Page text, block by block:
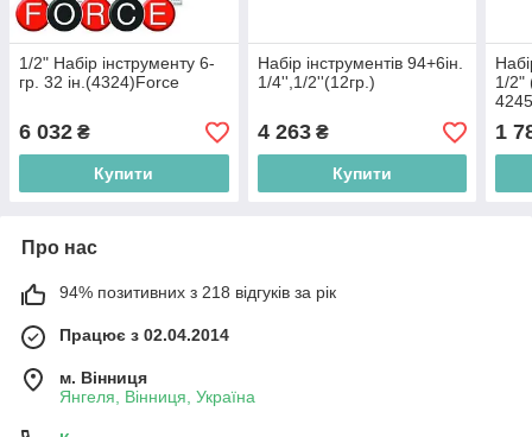
1/2" Набір інструменту 6-
гр. 32 ін.(4324)Force
6 032 ₴
Купити
Набір інструментів 94+6ін.
1/4'',1/2''(12гр.)
4 263₴
Купити
1/2"
1
Про нас
94% позитивних з 218 відгуків за рік
Працює з 02.04.2014
м. Вінниця
Янгеля, Вінниця, Україна